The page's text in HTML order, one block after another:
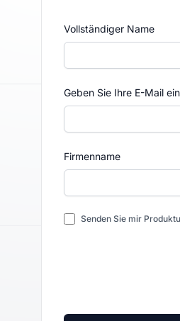
Vollständiger Name
Geben Sie Ihre E-Mail ein
Firmenname
Senden Sie mir